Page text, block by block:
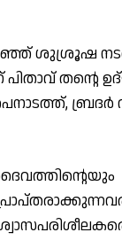
ശുശ്രൂഷ
തൻ്റെ
ബ്രദർ